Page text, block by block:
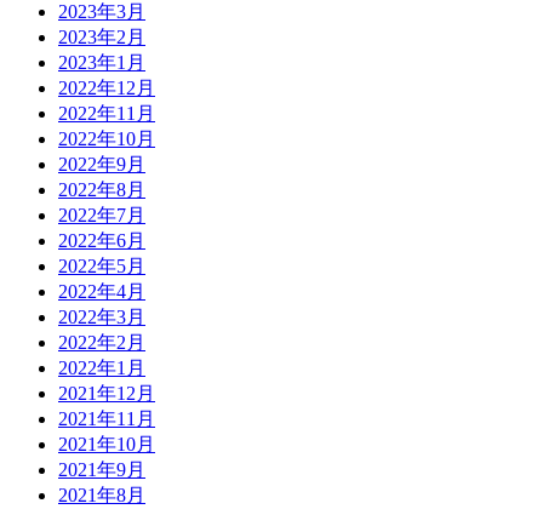
2023年3月
2023年2月
2023年1月
2022年12月
2022年11月
2022年10月
2022年9月
2022年8月
2022年7月
2022年6月
2022年5月
2022年4月
2022年3月
2022年2月
2022年1月
2021年12月
2021年11月
2021年10月
2021年9月
2021年8月